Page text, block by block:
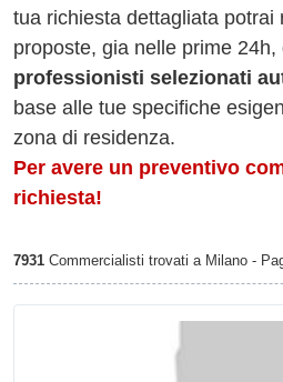
tua richiesta dettagliata potrai
proposte, gia nelle prime 24h,
professionisti selezionati
base alle tue specifiche
zona di residenza.
Per avere un preventivo
richiesta!
7931 Commercialisti trovati a Milano -